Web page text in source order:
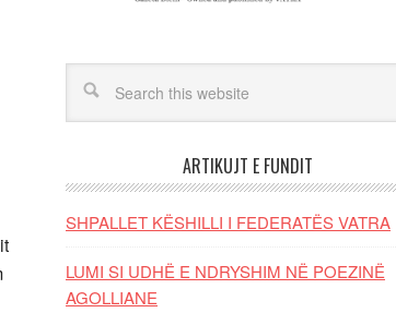
ARTIKUJT E FUNDIT
SHPALLET KËSHILLI I FEDERATËS VATRA
LUMI SI UDHË E NDRYSHIM NË POEZINË
AGOLLIANE